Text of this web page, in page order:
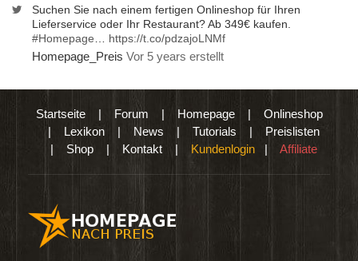
Suchen Sie nach einem fertigen Onlineshop für Ihren
Lieferservice oder Ihr Restaurant? Ab 349€ kaufen.
#Homepage
https://t.co/pdzajoLNMf
Homepage_Preis Vor 5 years erstellt
Startseite| Forum | Homepage| Onlineshop
| Lexikon | News | Tutorials | Preislisten
| Shop | Kontakt | Kundenlogin | Affiliate